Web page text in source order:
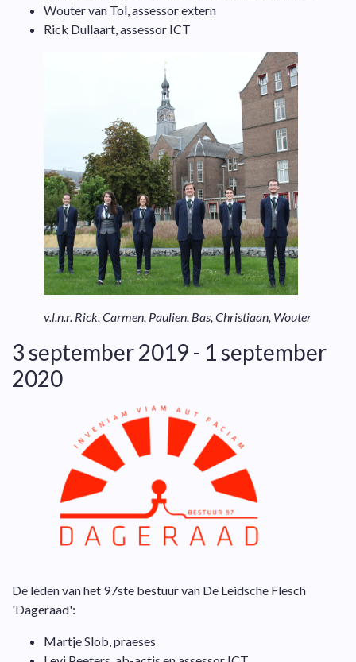
Wouter van Tol, assessor extern
Rick Dullaart, assessor ICT
v.l.n.r. Rick, Carmen, Paulien, Bas, Christiaan, Wouter
3 september 2019 - 1 september
2020
De leden van het 97ste bestuur van De Leidsche Flesch
'Dageraad':
Martje Slob, praeses